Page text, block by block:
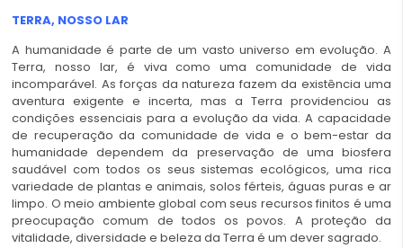
TERRA, NOSSO LAR
A humanidade é parte de um vasto universo em evolução. A
Terra, nosso lar, é viva como uma comunidade de vida
incomparável. As forças da natureza fazem da existência uma
aventura exigente e incerta, mas a Terra providenciou as
condições essenciais para a evolução da vida. A capacidade
de recuperação da comunidade de vida e o bem-estar da
humanidade dependem da preservação de uma biosfera
saudável com todos os seus sistemas ecológicos, uma rica
variedade de plantas e animais, solos férteis, águas puras e ar
limpo. O meio ambiente global com seus recursos finitos é uma
preocupação comum de todos os povos. A proteção da
vitalidade, diversidade e beleza da Terra é um dever sagrado.